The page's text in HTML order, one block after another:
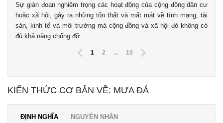
Sự gián đoạn nghiêm trọng các hoạt động của cộng đồng dân cư
hoặc xã hội, gây ra những tổn thất và mất mát về tính mạng, tài
sản, kinh tế và môi trường mà cộng đồng và xã hội đó không có
đủ khả năng chống đỡ.
1 2 ... 10
KIẾN THỨC CƠ BẢN VỀ: MƯA ĐÁ
ĐỊNH NGHĨA NGUYÊN NHÂN